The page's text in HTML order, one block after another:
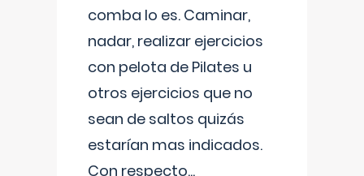
comba lo es. Caminar,
nadar, realizar ejercicios
con pelota de Pilates u
otros ejercicios que no
sean de saltos quizás
estarían mas indicados.
Con respecto...